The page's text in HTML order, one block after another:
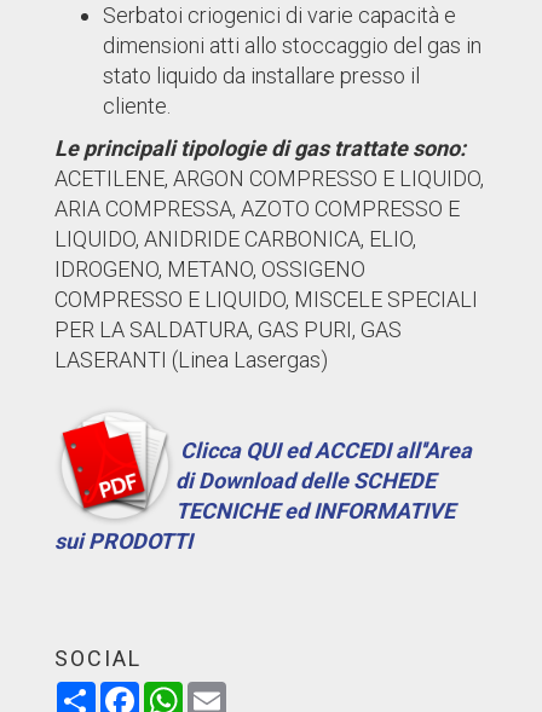
Serbatoi criogenici di varie capacità e
dimensioni atti allo stoccaggio del gas in
stato liquido da installare presso il
cliente.
Le principali tipologie di gas trattate sono:
ACETILENE, ARGON COMPRESSO E LIQUIDO,
ARIA COMPRESSA, AZOTO COMPRESSO E
LIQUIDO, ANIDRIDE CARBONICA, ELIO,
IDROGENO, METANO, OSSIGENO
COMPRESSO E LIQUIDO, MISCELE SPECIALI
PER LA SALDATURA, GAS PURI, GAS
LASERANTI (Linea Lasergas)
Clicca QUI ed ACCEDI all''Area
di Download delle SCHEDE
TECNICHE ed INFORMATIVE
sui PRODOTTI
SOCIAL
ShareFacebookWhatsApp
Email